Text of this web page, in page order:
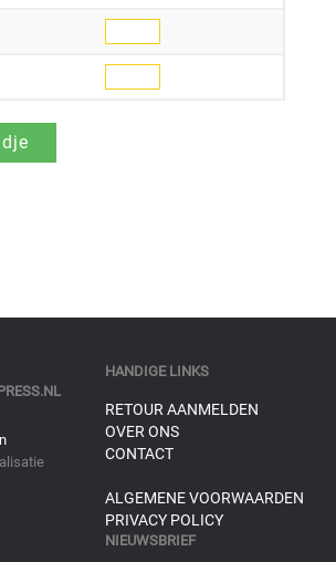
HANDIGE LINKS
RETOUR AANMELDEN
OVER ONS
CONTACT
ALGEMENE VOORWAARDEN
PRIVACY POLICY
NIEUWSBRIEF